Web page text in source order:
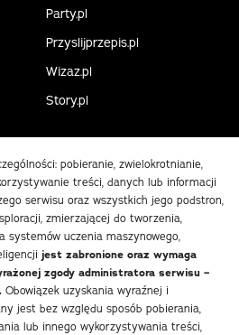
Party.pl
Przyslijprzepis.pl
Wizaz.pl
Story.pl
pobieranie, zwielokrotnianie,
treści, danych lub informacji
serwisu oraz wszystkich jego podstron,
zmierzającej do tworzenia,
systemów uczenia maszynowego,
jest zabronione oraz wymaga
zgody administratora serwisu –
Obowiązek uzyskania wyraźnej i
jest bez względu sposób pobierania,
lub innego wykorzystywania treści,